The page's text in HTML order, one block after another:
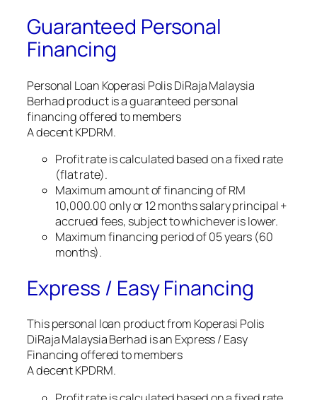
Guaranteed Personal
Financing
Personal Loan Koperasi Polis DiRaja Malaysia
Berhad product is a guaranteed personal
financing offered to members
A decent KPDRM.
Profit rate is calculated based on a fixed rate
(flat rate).
Maximum amount of financing of RM
10,000.00 only or 12 months salary principal +
accrued fees, subject to whichever is lower.
Maximum financing period of 05 years (60
months).
Express / Easy Financing
This personal loan product from Koperasi Polis
DiRaja Malaysia Berhad is an Express / Easy
Financing offered to members
A decent KPDRM.